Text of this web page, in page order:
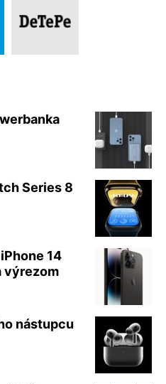
Series 8
14
výrezom
nástupcu